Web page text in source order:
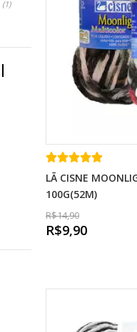
(1)
LÃ CISNE
100G(52M)
R$14,90
R$9,90